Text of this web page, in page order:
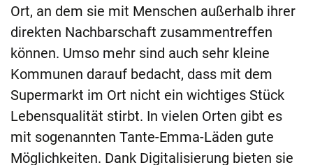
Ort, an dem sie mit Menschen außerhalb ihrer
direkten Nachbarschaft zusammentreffen
können. Umso mehr sind auch sehr kleine
Kommunen darauf bedacht, dass mit dem
Supermarkt im Ort nicht ein wichtiges Stück
Lebensqualität stirbt. In vielen Orten gibt es
mit sogenannten Tante-Emma-Läden gute
Möglichkeiten. Dank Digitalisierung bieten sie